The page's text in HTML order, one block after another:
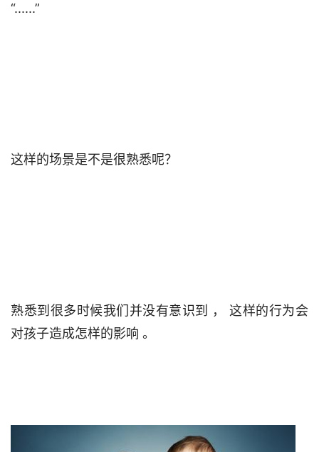
“......”
这样的场景是不是很熟悉呢？
熟悉到很多时候我们并没有意识到 ， 这样的行为会
对孩子造成怎样的影响 。